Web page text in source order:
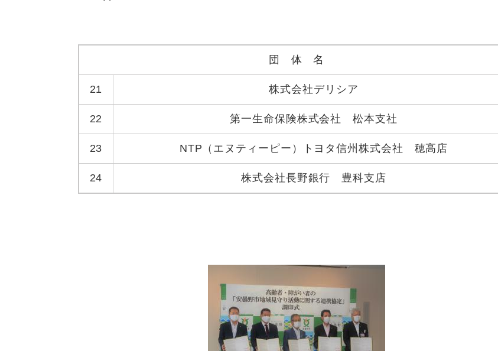
団 体 名
21 株式会社デリシア
22 第一生命保険株式会社 松本支社
23 NTP（エヌティーピー）トヨタ信州株式会社 穂高店
24 株式会社長野銀行 豊科支店